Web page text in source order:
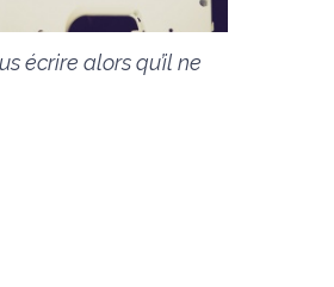
écrire alors qu’il ne